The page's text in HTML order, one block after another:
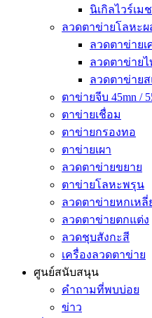
นิเกิลไวร์เมช
ลวดตาข่ายโลหะ
ลวดตาข่ายเ
ลวดตาข่ายไ
ลวดตาข่าย
ตาข่ายจีบ 45mn /
ตาข่ายเชื่อม
ตาข่ายกรองทอ
ตาข่ายเผา
ลวดตาข่ายขยาย
ตาข่ายโลหะพรุน
ลวดตาข่ายหกเหลี่
ลวดตาข่ายตกแต่ง
ลวดชุบสังกะสี
เครื่องลวดตาข่าย
ศูนย์สนับสนุน
คำถามที่พบบ่อย
ข่าว